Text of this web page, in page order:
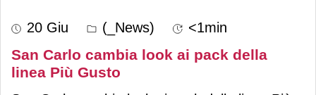
20 Giu (_News) <1min
San Carlo cambia look ai pack della
linea Più Gusto